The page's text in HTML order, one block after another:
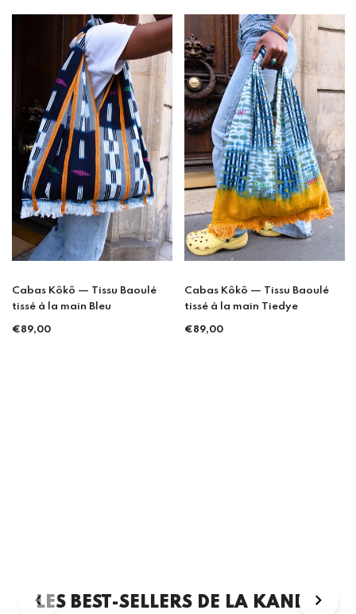
Cabas Kôkô — Tissu Baoulé
tissé à la main Bleu
Prix
€89,00
Cabas Kôkô — Tissu Baoulé
tissé à la main Tiedye
Prix
€89,00
LES BEST-SELLERS DE LA KANDA